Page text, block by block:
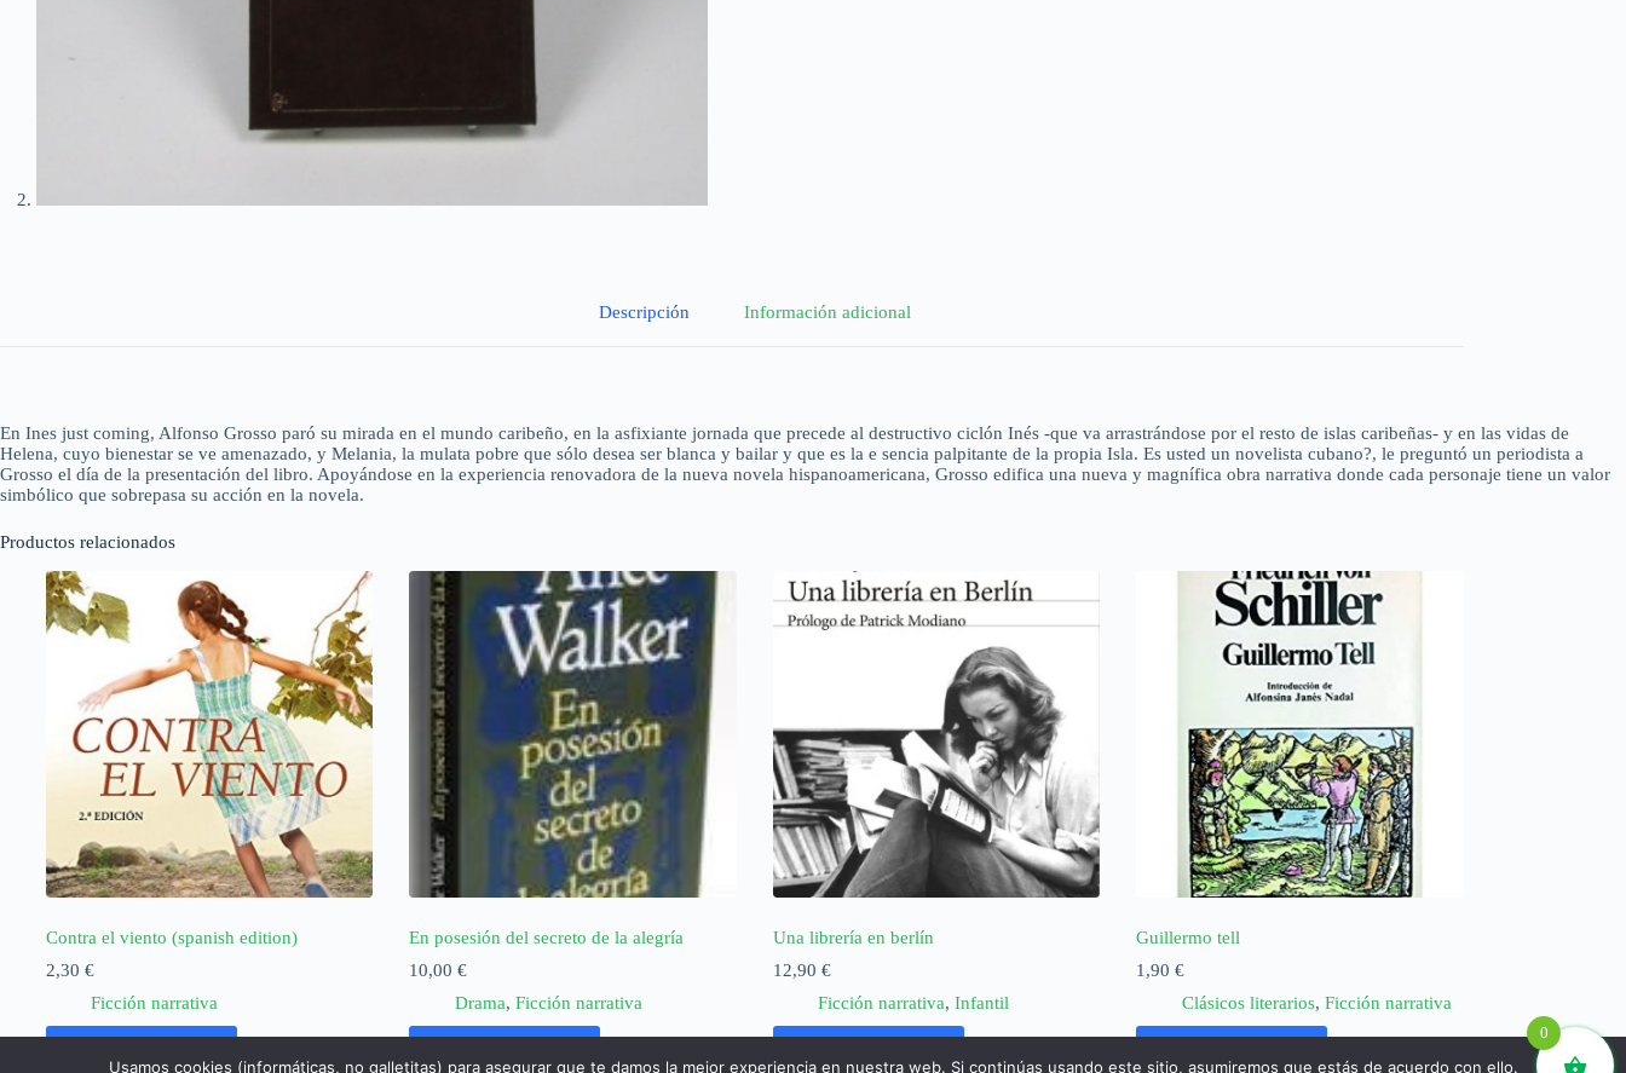
Descripción Información adicional
En Ines just coming, Alfonso Grosso paró su mirada en el mundo caribeño, en la asfixiante jornada que precede al destructivo ciclón Inés -que va arrastrándose por el resto de islas caribeñas- y en las vidas de
Helena, cuyo bienestar se ve amenazado, y Melania, la mulata pobre que sólo desea ser blanca y bailar y que es la e sencia palpitante de la propia Isla. Es usted un novelista cubano?, le preguntó un periodista a
Grosso el día de la presentación del libro. Apoyándose en la experiencia renovadora de la nueva novela hispanoamericana, Grosso edifica una nueva y magnífica obra narrativa donde cada personaje tiene un valor
simbólico que sobrepasa su acción en la novela.
Productos relacionados
Contra el viento (spanish edition)
2,30 €
Ficción narrativa
En posesión del secreto de la alegría
10,00€
Drama, Ficción narrativa
Una librería en berlín
12,90 €
Ficción narrativa,Infantil
Guillermo tell
1,90€
Clásicos literarios, Ficción narrativa
0
Usamos cookies (informáticas, no galletitas) para asegurar que te damos la mejor experiencia en nuestra web. Si continúas usando este sitio, asumiremos que estás de acuerdo con ello.